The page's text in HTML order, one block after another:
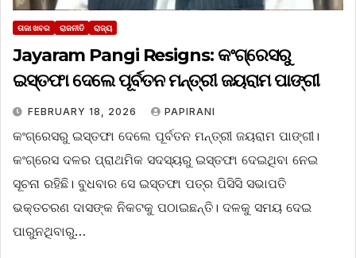
ତାଜା ଖବର ରାଜନୀତି ରାଜ୍ୟ
Jayaram Pangi Resigns: କଂଗ୍ରେସରୁ
ଇସ୍ତଫା ଦେଲେ ପୂର୍ବତନ ମନ୍ତ୍ରୀ ଜୟରାମ ପାଙ୍ଗୀ
FEBRUARY 18, 2026 PAPIRANI
କଂଗ୍ରେସରୁ ଇସ୍ତଫା ଦେଲେ ପୂର୍ବତନ ମନ୍ତ୍ରୀ ଜୟରାମ ପାଙ୍ଗୀ।
କଂଗ୍ରେସ ଦଳର ପ୍ରାଥମିକ ସଦସ୍ୟରୁ ଇସ୍ତଫା ଦେଇଥିବା ନେଇ
ସୂଚନା ରହିଛି। ବୁଧବାର ସେ ଇସ୍ତଫା ପତ୍ର ପିସିସି ସଭାପତି
ଭକ୍ତଚରଣ ଦାସଙ୍କ ନିକଟକୁ ପଠାଇଛନ୍ତି। ଦଳକୁ ସମୟ ଦେଇ
ପାରୁନଥିବାରୁ…